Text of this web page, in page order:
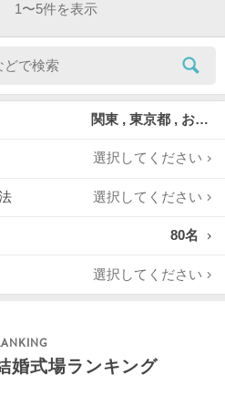
1〜5件を表示
関東 , 東京都 , お台場
選択してください
選択してください
80名
選択してください
婚式場ランキング